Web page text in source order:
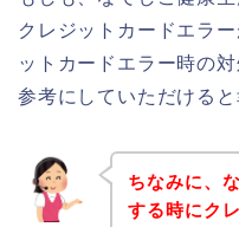
クレジットカードエラ
ットカードエラー時の
参考にしていただけると
ちなみに、
する時にク